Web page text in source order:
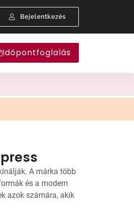
Bejelentkezés
Időpontfoglalás
Látásvizsgálat
Szemüveg-előfizetés
Garanciák
Arcformaválasztó
Szemüvegpróba
napszemüveget?
biztosítás
garancia
A márka több
és a modern
azok számára, akik